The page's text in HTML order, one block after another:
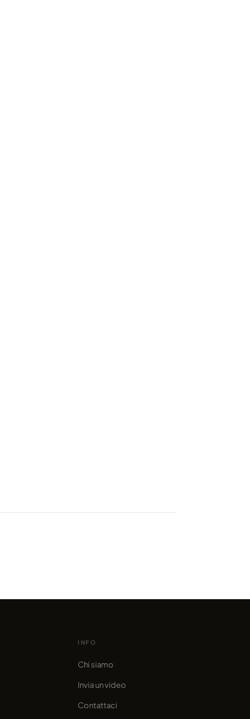
INFO
Chi siamo
Invia un video
Contattaci